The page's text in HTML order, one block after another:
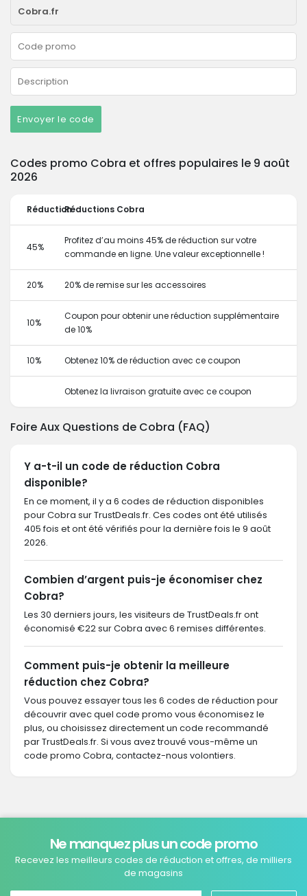
Envoyer le code
Codes promo Cobra et offres populaires le 9 août
2026
RéductionRéductions Cobra
45%
Profitez d’au moins 45% de réduction sur votre
commande en ligne. Une valeur exceptionnelle !
20% 20% de remise sur les accessoires
10%
Coupon pour obtenir une réduction supplémentaire
de 10%
10% Obtenez 10% de réduction avec ce coupon
Obtenez la livraison gratuite avec ce coupon
Foire Aux Questions de Cobra (FAQ)
Y a-t-il un code de réduction Cobra
disponible?
En ce moment, il y a 6 codes de réduction disponibles
pour Cobra sur TrustDeals.fr. Ces codes ont été utilisés
405 fois et ont été vérifiés pour la dernière fois le 9 août
2026.
Combien d’argent puis-je économiser chez
Cobra?
Les 30 derniers jours, les visiteurs de TrustDeals.fr ont
économisé €22 sur Cobra avec 6 remises différentes.
Comment puis-je obtenir la meilleure
réduction chez Cobra?
Vous pouvez essayer tous les 6 codes de réduction pour
découvrir avec quel code promo vous économisez le
plus, ou choisissez directement un code recommandé
par TrustDeals.fr. Si vous avez trouvé vous-même un
code promo Cobra, contactez-nous volontiers.
Ne manquez plus un code promo
Recevez les meilleurs codes de réduction et offres, de milliers
de magasins